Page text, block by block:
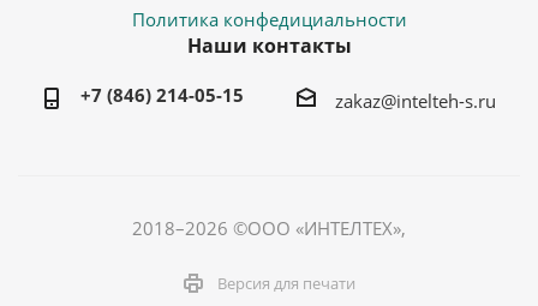
Политика конфедициальности
Наши контакты
+7 (846) 214-05-15 zakaz@intelteh-s.ru
2018–2026 ©ООО «ИНТЕЛТЕХ»,
Версия для печати